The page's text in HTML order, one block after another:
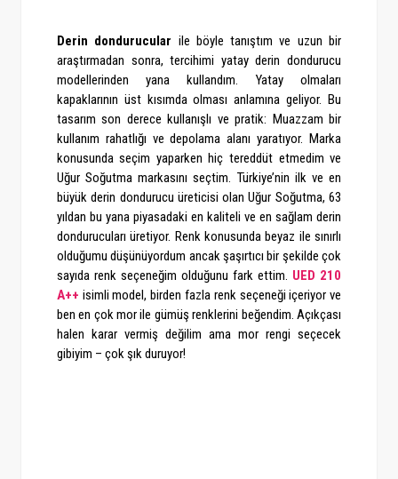
Derin dondurucular ile böyle tanıştım ve uzun bir
araştırmadan sonra, tercihimi yatay derin dondurucu
modellerinden yana kullandım. Yatay olmaları
kapaklarının üst kısımda olması anlamına geliyor. Bu
tasarım son derece kullanışlı ve pratik: Muazzam bir
kullanım rahatlığı ve depolama alanı yaratıyor. Marka
konusunda seçim yaparken hiç tereddüt etmedim ve
Uğur Soğutma markasını seçtim. Türkiye’nin ilk ve en
büyük derin dondurucu üreticisi olan Uğur Soğutma, 63
yıldan bu yana piyasadaki en kaliteli ve en sağlam derin
dondurucuları üretiyor. Renk konusunda beyaz ile sınırlı
olduğumu düşünüyordum ancak şaşırtıcı bir şekilde çok
sayıda renk seçeneğim olduğunu fark ettim. UED 210
A++ isimli model, birden fazla renk seçeneği içeriyor ve
ben en çok mor ile gümüş renklerini beğendim. Açıkçası
halen karar vermiş değilim ama mor rengi seçecek
gibiyim – çok şık duruyor!